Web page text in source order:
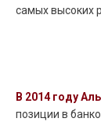
самых высоких
В 2014 году
позиции в